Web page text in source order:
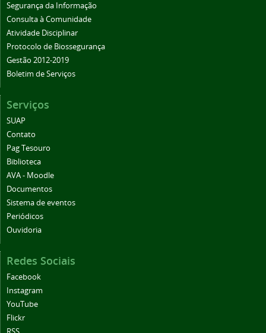
Segurança da Informação
Consulta à Comunidade
Atividade Disciplinar
Protocolo de Biossegurança
Gestão 2012-2019
Boletim de Serviços
Serviços
SUAP
Contato
Pag Tesouro
Biblioteca
AVA - Moodle
Documentos
Sistema de eventos
Periódicos
Ouvidoria
Redes Sociais
Facebook
Instagram
YouTube
Flickr